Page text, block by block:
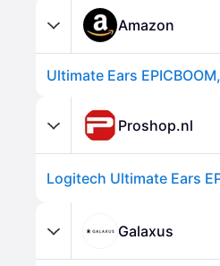
Amazon
Proshop.nl
Logitech Ultimate Ears
Galaxus